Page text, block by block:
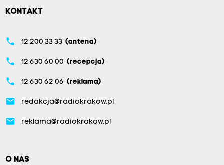
KONTAKT
phone 12 200 33 33 (antena)
phone 12 630 60 00 (recepcja)
phone 12 630 62 06 (reklama)
email redakcja@radiokrakow.pl
email reklama@radiokrakow.pl
O NAS